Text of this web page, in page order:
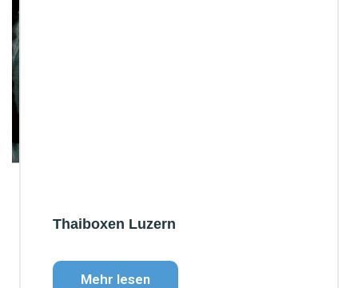
Thaiboxen Luzern
Mehr lesen